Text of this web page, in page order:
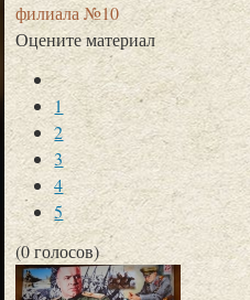
филиала №10
Оцените материал
1
2
3
4
5
(0 голосов)